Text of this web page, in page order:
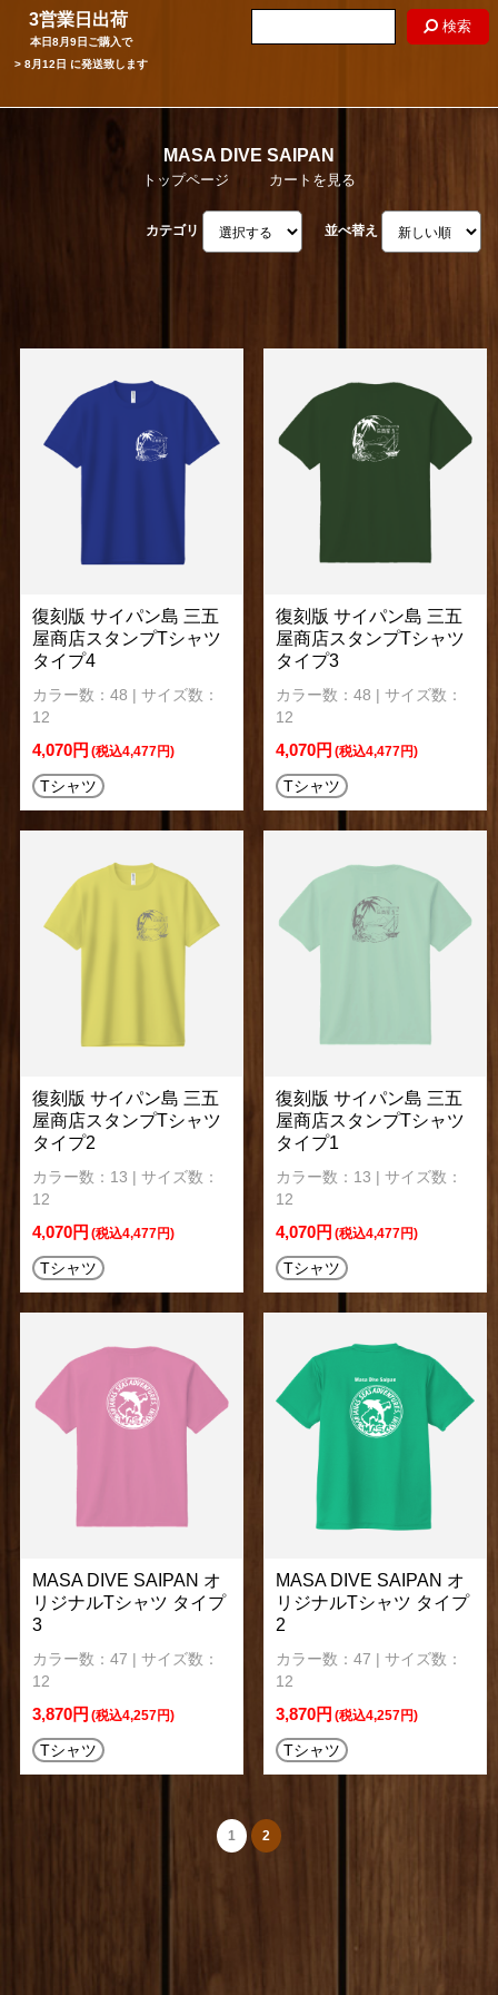
3営業日出荷
本日8月9日 ご購入で
> 8月12日 に発送致します
検索
MASA DIVE SAIPAN
トップページ カートを見る
カテゴリ 並べ替え
復刻版 サイパン島 三五
屋商店スタンプTシャツ
タイプ4
カラー数：48 | サイズ数：
12
4,070円 (税込4,477円)
Tシャツ
復刻版 サイパン島 三五
屋商店スタンプTシャツ
タイプ3
カラー数：48 | サイズ数：
12
4,070円 (税込4,477円)
Tシャツ
復刻版 サイパン島 三五
屋商店スタンプTシャツ
タイプ2
カラー数：13 | サイズ数：
12
4,070円 (税込4,477円)
Tシャツ
復刻版 サイパン島 三五
屋商店スタンプTシャツ
タイプ1
カラー数：13 | サイズ数：
12
4,070円 (税込4,477円)
Tシャツ
MASA DIVE SAIPAN オ
リジナルTシャツ タイプ
3
カラー数：47 | サイズ数：
12
3,870円 (税込4,257円)
Tシャツ
MASA DIVE SAIPAN オ
リジナルTシャツ タイプ
2
カラー数：47 | サイズ数：
12
3,870円 (税込4,257円)
Tシャツ
1 2